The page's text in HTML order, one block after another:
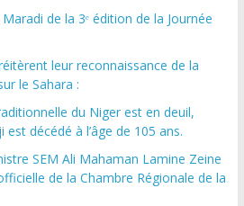
de la 3ᵉ édition de la Journée
leur reconnaissance de la
le Sahara :
du Niger est en deuil,
décédé à l’âge de 105 ans.
SEM Ali Mahaman Lamine Zeine
de la Chambre Régionale de la